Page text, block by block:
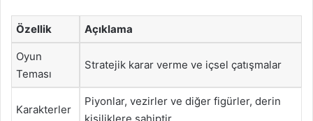
Özellik Açıklama
Oyun
Teması
Stratejik karar verme ve içsel çatışmalar
Karakterler
Piyonlar, vezirler ve diğer figürler, derin